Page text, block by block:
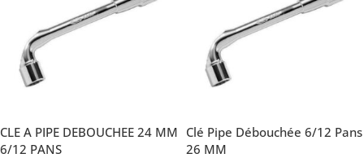
CLE A PIPE DEBOUCHEE 24 MM
6/12 PANS
Clé Pipe Débouchée 6/12 Pans
26 MM